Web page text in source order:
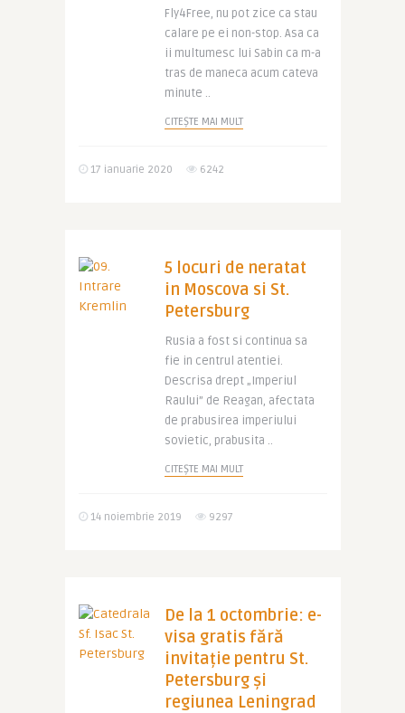
Fly4Free, nu pot zice ca stau
calare pe ei non-stop. Asa ca
ii multumesc lui Sabin ca m-a
tras de maneca acum cateva
minute ..
CITEȘTE MAI MULT
17 ianuarie 2020 6242
5 locuri de neratat
in Moscova si St.
Petersburg
Rusia a fost si continua sa
fie in centrul atentiei.
Descrisa drept „Imperiul
Raului” de Reagan, afectata
de prabusirea imperiului
sovietic, prabusita ..
CITEȘTE MAI MULT
14 noiembrie 2019 9297
De la 1 octombrie: e-
visa gratis fără
invitație pentru St.
Petersburg și
regiunea Leningrad